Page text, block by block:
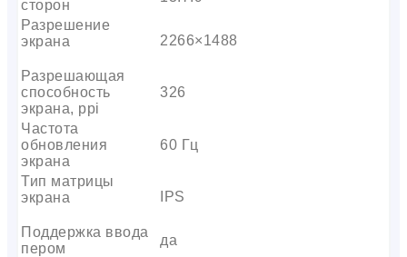
сторон
Разрешение
экрана
2266×1488
Разрешающая
способность
экрана, ppi
326
Частота
обновления
экрана
60 Гц
Тип матрицы
экрана
IPS
Поддержка ввода
пером
да